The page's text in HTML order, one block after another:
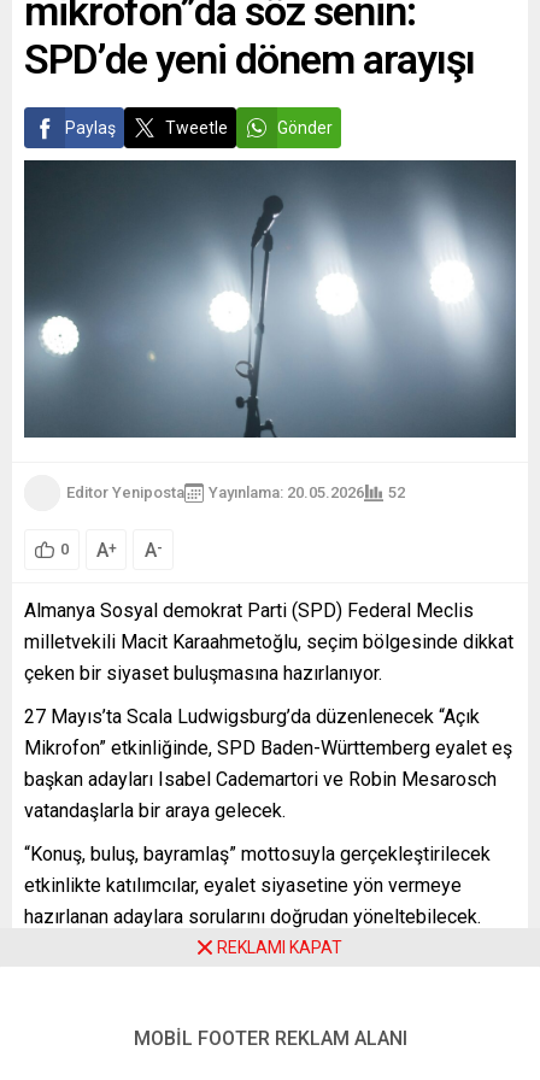
yaptıkları eylemlerde polisin
mikrofon”da söz senin:
SPD’de yeni dönem arayışı
Paylaş Tweetle Gönder
Editor Yeniposta Yayınlama: 20.05.2026 52
0 A+ A-
Almanya Sosyal demokrat Parti (SPD) Federal Meclis
milletvekili Macit Karaahmetoğlu, seçim bölgesinde dikkat
çeken bir siyaset buluşmasına hazırlanıyor.
27 Mayıs’ta Scala Ludwigsburg’da düzenlenecek “Açık
Mikrofon” etkinliğinde, SPD Baden-Württemberg eyalet eş
başkan adayları Isabel Cademartori ve Robin Mesarosch
vatandaşlarla bir araya gelecek.
“Konuş, buluş, bayramlaş” mottosuyla gerçekleştirilecek
etkinlikte katılımcılar, eyalet siyasetine yön vermeye
hazırlanan adaylara sorularını doğrudan yöneltebilecek.
“DEMOKRASİ DOĞRUDAN TEMASLA GÜÇLENİR”
Karaahmetoğlu, siyasetin yalnızca parlamento
REKLAMI KAPAT
MOBİL FOOTER REKLAM ALANI